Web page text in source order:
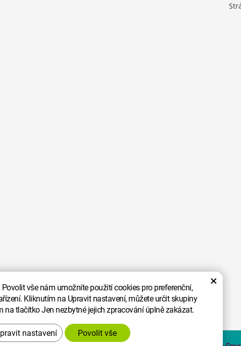
vše nám umožníte použití cookies pro preferenční,
Kliknutím na Upravit nastavení, můžete určit skupiny
tlačítko Jen nezbytné jejich zpracování úplně zakázat.
nastavení
×